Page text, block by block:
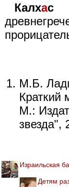
Калхас
М.Б.
Краткий
М.:
звезда",
Израильская
Детям